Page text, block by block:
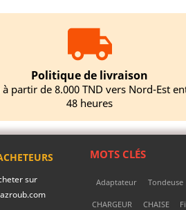
Politique de livraison
partir de 8.000 TND vers Nord-Est
48 heures
sur
MOTS CLÉS
Adaptateur Tondeuse
CHARGEUR CHAISE